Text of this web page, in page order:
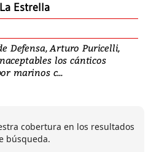
Estrella
Defensa, Arturo Puricelli,
los cánticos
marinos c...
cobertura en los resultados
búsqueda.